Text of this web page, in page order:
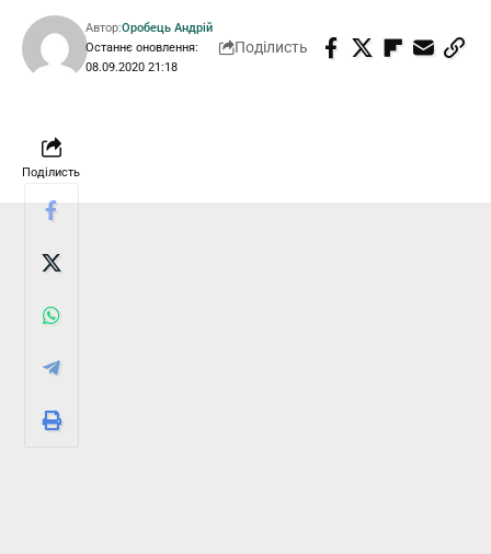
Останнє оновлення:
08.09.2020 21:18
Автор:Оробець Андрій
Поділисть
Поділисть